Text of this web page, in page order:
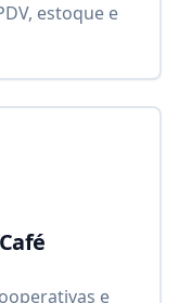
estoque e
e